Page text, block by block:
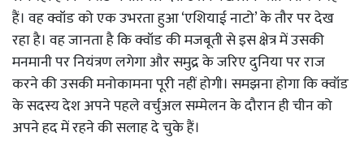
हैं। वह क्वॉड को एक उभरता हुआ ‘एशियाई नाटो’ के तौर पर देख
रहा है। वह जानता है कि क्वॉड की मजबूती से इस क्षेत्र में उसकी
मनमानी पर नियंत्रण लगेगा और समुद्र के जरिए दुनिया पर राज
करने की उसकी मनोकामना पूरी नहीं होगी। समझना होगा कि क्वॉड
के सदस्य देश अपने पहले वर्चुअल सम्मेलन के दौरान ही चीन को
अपने हद में रहने की सलाह दे चुके हैं।